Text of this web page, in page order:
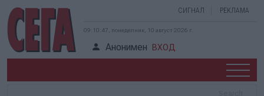
СИГНАЛ РЕКЛАМА
09:10:47, понеделник, 10 август 2026 г.
Анонимен ВХОД